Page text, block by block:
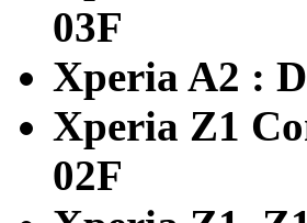
03F
Xperia A2 :
Xperia Z1
02F